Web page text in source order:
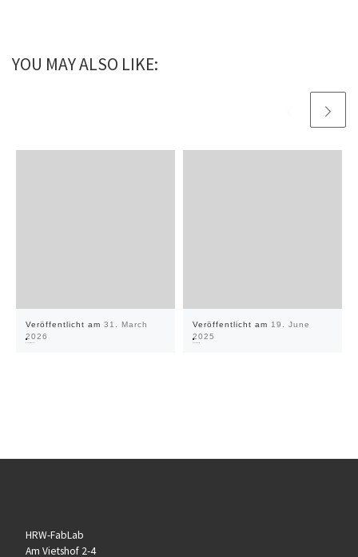
YOU MAY ALSO LIKE:
Veröffentlicht am 31. March
2026
Veröffentlicht am 19. June
2025
HRW-FabLab
Am Vietshof 2-4